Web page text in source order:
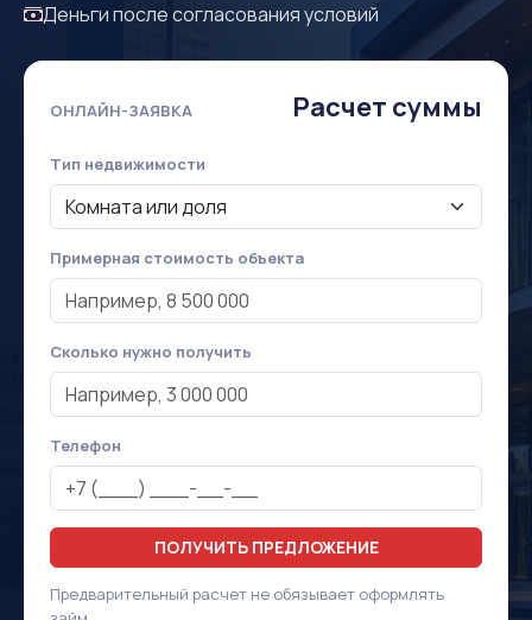
Деньги после согласования условий
ОНЛАЙН-ЗАЯВКА Расчет суммы
Тип недвижимости
Примерная стоимость объекта
Сколько нужно получить
Телефон
ПОЛУЧИТЬ ПРЕДЛОЖЕНИЕ
Предварительный расчет не обязывает оформлять